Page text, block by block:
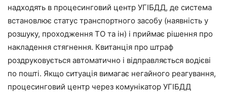
надходять в процесинговий центр УГІБДД, де система
встановлює статус транспортного засобу (наявність у
розшуку, проходження ТО та ін) і приймає рішення про
накладення стягнення. Квитанція про штраф
роздруковується автоматично і відправляється водієві
по пошті. Якщо ситуація вимагає негайного реагування,
процесинговий центр через комунікатор УГІБДД